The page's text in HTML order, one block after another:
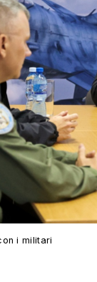
i militari